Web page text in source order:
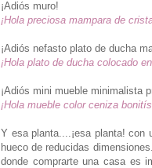
¡Adiós muro!
¡Hola preciosa mampara de
¡Adiós nefasto plato de ducha
¡Hola plato de ducha colocado
¡Adiós mini mueble minimalista
¡Hola mueble color ceniza
Y esa planta....¡esa planta!
hueco de reducidas
donde comprarte una casa es